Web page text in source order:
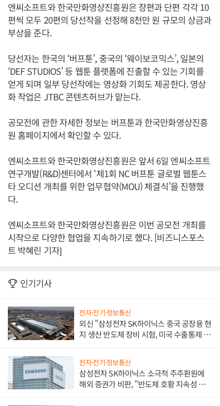
엔씨소프트와 한국만화영상진흥원은 장편과 단편 각각 10
편씩 모두 20편의 당선작을 선정해 8천만 원 규모의 상금과
부상을 준다.
당선자는 한국의 ‘버프툰’, 중국의 ‘웨이보코믹스’, 일본의
‘DEF STUDIOS’ 등 웹툰 플랫폼에 진출할 수 있는 기회를
얻게 되며 일부 당선작에는 영상화 기회도 제공한다. 영상
화 작업은 JTBC 콘텐츠허브가 맡는다.
공모전에 관한 자세한 정보는 버프툰과 한국만화영상진흥
원 홈페이지에서 확인할 수 있다.
엔씨소프트와 한국만화영상진흥원은 앞서 6일 엔씨소프트
연구개발(R&D)센터에서 ‘제1회 NC 버프툰 글로벌 웹툰스
타 오디션 개최를 위한 업무협약(MOU) 체결식’을 진행했
다.
엔씨소프트와 한국만화영상진흥원은 이번 공모전 개최를
시작으로 다양한 협업을 지속하기로 했다. [비즈니스포스
트 박혜린 기자]
인기기사
전자·전기·정보통신
외신 "삼성전자 SK하이닉스 중국 공장용 현
지 생산 반도체 장비 시험, 미국 수출통제 대
전자·전기·정보통신
삼성전자 SK하이닉스 소극적 주주환원에
해외 증권가 비판, "반도체 호황 지속성 의